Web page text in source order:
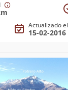
Actualizado el
15-02-2016